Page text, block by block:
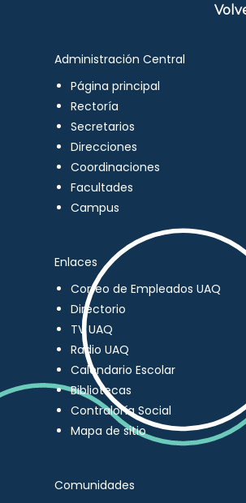
Administración Central
Página principal
Rectoría
Secretarios
Direcciones
Coordinaciones
Facultades
Campus
Enlaces
Correo de Empleados UAQ
Directorio
TV UAQ
Radio UAQ
Calendario Escolar
Bibliotecas
Contraloría Social
Mapa de sitio
Comunidades